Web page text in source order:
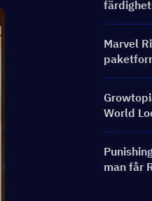
Marvel
World
man får